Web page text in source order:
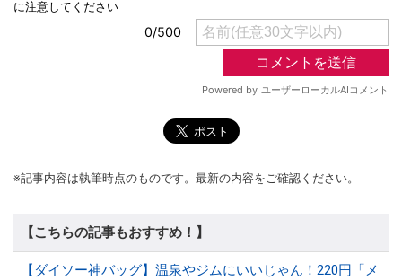
※記事内容は執筆時点のものです。最新の内容をご確認ください。
【こちらの記事もおすすめ！】
【ダイソー神バッグ】温泉やジムにいいじゃん！220円「メ